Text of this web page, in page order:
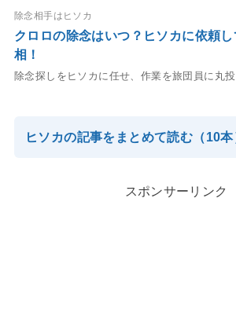
除念相手はヒソカ
クロロの除念はいつ？ヒソカに依頼
相！
除念探しをヒソカに任せ、作業を旅団員に丸投
ヒソカの記事をまとめて読む（10
スポンサーリンク